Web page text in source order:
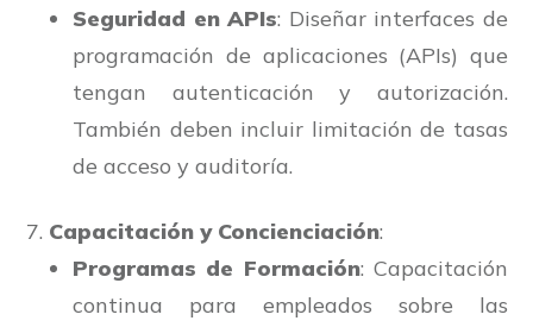
Seguridad en APIs: Diseñar interfaces de
programación de aplicaciones (APIs) que
tengan autenticación y autorización.
También deben incluir limitación de tasas
de acceso y auditoría.
Capacitación y Concienciación:
Programas de Formación: Capacitación
continua para empleados sobre las